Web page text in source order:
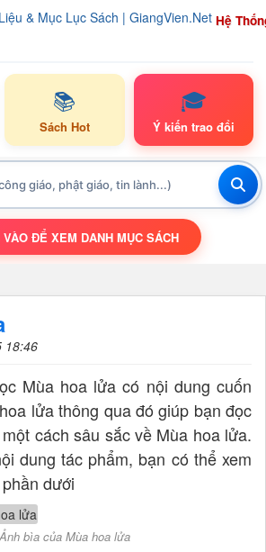
Hệ
📚
Sách Hot
🎓
Ý kiến trao đổi
TOGGLE NAVIGATION
VÀO ĐỂ XEM DANH MỤC SÁCH
18:46
Mùa hoa lửa có nội dung cuốn
lửa thông qua đó giúp bạn đọc
cách sâu sắc về Mùa hoa lửa.
dung tác phẩm, bạn có thể xem
dưới
Ảnh bìa của Mùa hoa lửa